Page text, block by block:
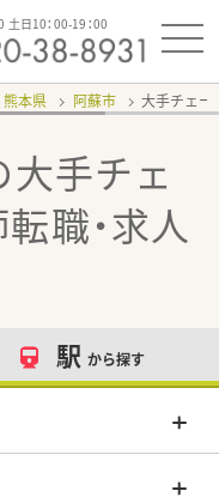
土日10：00-19：00
熊本県 阿蘇市 大手チェー
大手チェ
職・求人
駅 から探す